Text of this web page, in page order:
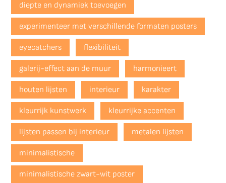
diepte en dynamiek toevoegen
experimenteer met verschillende formaten posters
eyecatchers flexibiliteit
galerij-effect aan de muur harmonieert
houten lijsten interieur karakter
kleurrijk kunstwerk kleurrijke accenten
lijsten passen bij interieur metalen lijsten
minimalistische
minimalistische zwart-wit poster